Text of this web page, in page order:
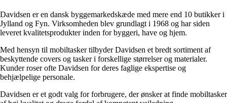
Davidsen er en dansk byggemarkedskæde med mere end 10 butikker i
Jylland og Fyn. Virksomheden blev grundlagt i 1968 og har siden
leveret kvalitetsprodukter inden for byggeri, have og hjem.
Med hensyn til mobiltasker tilbyder Davidsen et bredt sortiment af
beskyttende covers og tasker i forskellige størrelser og materialer.
Kunder roser ofte Davidsen for deres faglige ekspertise og
behjælpelige personale.
Davidsen er et godt valg for forbrugere, der ønsker at finde mobiltasker